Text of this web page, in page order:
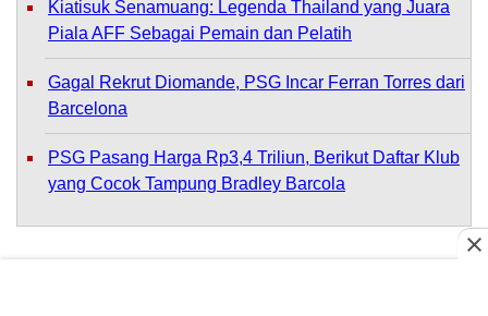
Kiatisuk Senamuang: Legenda Thailand yang Juara
Piala AFF Sebagai Pemain dan Pelatih
Gagal Rekrut Diomande, PSG Incar Ferran Torres dari
Barcelona
PSG Pasang Harga Rp3,4 Triliun, Berikut Daftar Klub
yang Cocok Tampung Bradley Barcola